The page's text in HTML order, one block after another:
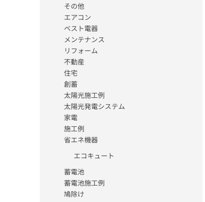
その他
エアコン
ベスト電器
メンテナンス
リフォーム
不動産
住宅
創蓄
太陽光施工例
太陽光発電システム
家電
施工例
省エネ機器
エコキュート
蓄電池
蓄電池施工例
鳩除け